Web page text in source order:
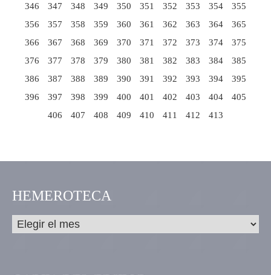
346
347 348 349 350 351 352 353 354
355
356
357 358 359 360 361 362 363 364
365
366
367 368 369 370 371 372 373 374
375
376
377 378 379 380 381 382 383 384
385
386
387 388 389 390 391 392 393 394
395
396
397 398 399 400 401 402 403 404
405
406
407 408 409 410 411 412 413
HEMEROTECA